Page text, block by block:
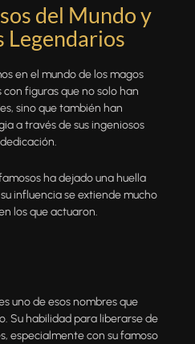
del Mundo y
Legendarios
en el mundo de los magos
figuras que no solo han
sino que también han
a través de sus ingeniosos
ha dejado una huella
influencia se extiende mucho
los que actuaron.
uno de esos nombres que
Su habilidad para liberarse de
especialmente con su famoso